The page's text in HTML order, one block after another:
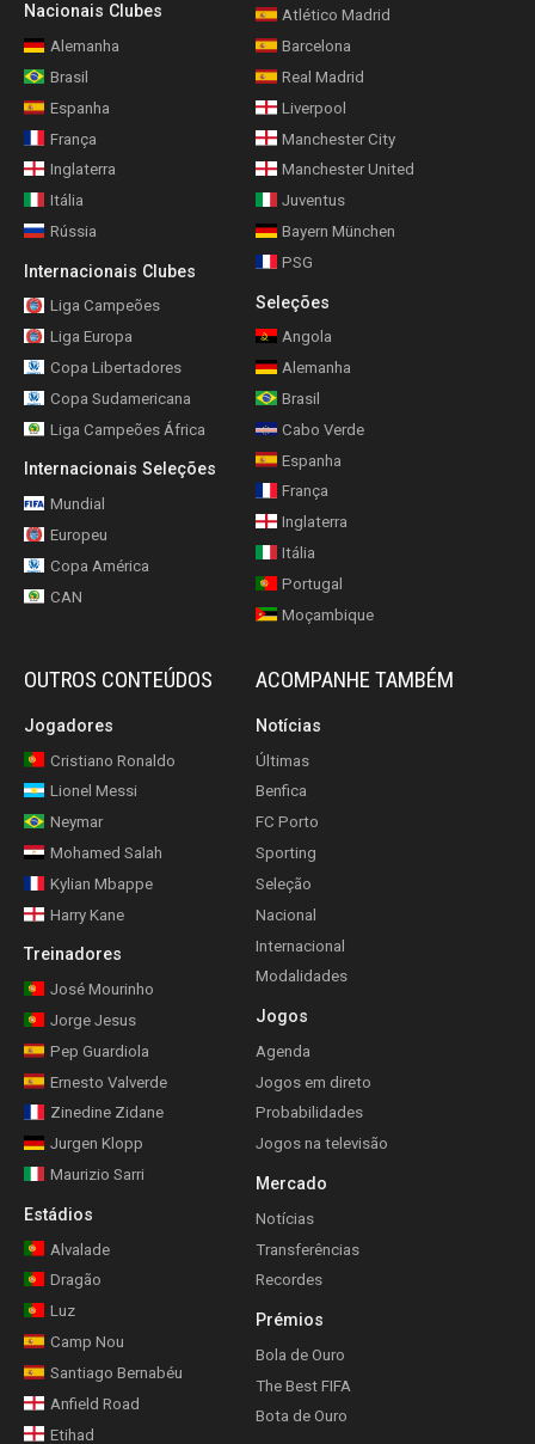
Nacionais Clubes
Alemanha
Brasil
Espanha
França
Inglaterra
Itália
Rússia
Internacionais Clubes
Liga Campeões
Liga Europa
Copa Libertadores
Copa Sudamericana
Liga Campeões África
Internacionais Seleções
Mundial
Europeu
Copa América
CAN
Atlético Madrid
Barcelona
Real Madrid
Liverpool
Manchester City
Manchester United
Juventus
Bayern München
PSG
Seleções
Angola
Alemanha
Brasil
Cabo Verde
Espanha
França
Inglaterra
Itália
Portugal
Moçambique
OUTROS CONTEÚDOS
Jogadores
Cristiano Ronaldo
Lionel Messi
Neymar
Mohamed Salah
Kylian Mbappe
Harry Kane
Treinadores
José Mourinho
Jorge Jesus
Pep Guardiola
Ernesto Valverde
Zinedine Zidane
Jurgen Klopp
Maurizio Sarri
Estádios
Alvalade
Dragão
Luz
Camp Nou
Santiago Bernabéu
Anfield Road
Etihad
ACOMPANHE TAMBÉM
Notícias
Últimas
Benfica
FC Porto
Sporting
Seleção
Nacional
Internacional
Modalidades
Jogos
Agenda
Jogos em direto
Probabilidades
Jogos na televisão
Mercado
Notícias
Transferências
Recordes
Prémios
Bola de Ouro
The Best FIFA
Bota de Ouro